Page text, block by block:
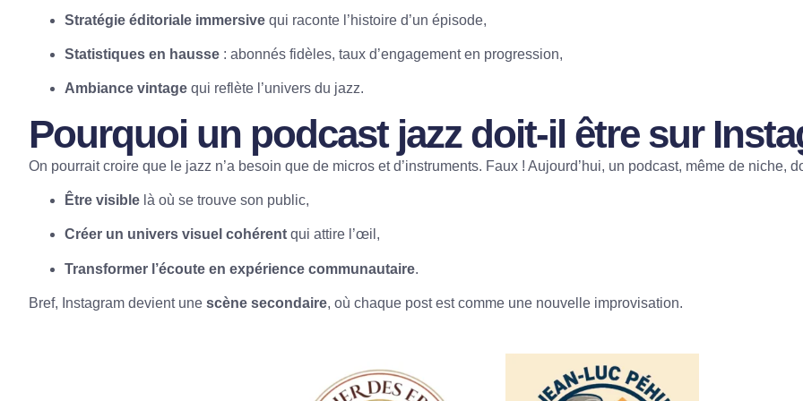
Stratégie éditoriale immersive qui raconte l’histoire d’un épisode,
Statistiques en hausse : abonnés fidèles, taux d’engagement en progression,
Ambiance vintage qui reflète l’univers du jazz.
Pourquoi un podcast jazz doit-il être sur
On pourrait croire que le jazz n’a besoin que de micros et d’instruments. Faux ! Aujourd’hui, un podcast, même de niche,
Être visible là où se trouve son public,
Créer un univers visuel cohérent qui attire l’œil,
Transformer l’écoute en expérience communautaire.
Bref, Instagram devient une scène secondaire, où chaque post est comme une nouvelle improvisation.